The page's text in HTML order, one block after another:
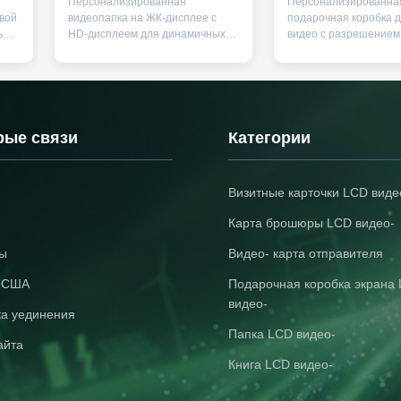
батареей для
профессиональных
видеопапка на ЖК-дисплее с
HD-дисплеем для динамичных
форматы MP3, WAV, MKV, RMVW.
Имеет быструю зарядку в
Идеально подходит для деловых
встреч и выставок.
и
стилем для
подарочная коробка
видео с
изображения BMP/
элементы управления
стандартам дизайна.
подходит для
кампаний B2B.
связи
США
уединения
Категории
Визитные карточки LCD
Карта брошюры LCD видео-
Видео- карта отправителя
Подарочная коробка экрана
видео-
Папка LCD видео-
Книга LCD видео-